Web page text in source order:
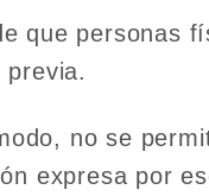
que personas
previa.
no se
expresa por